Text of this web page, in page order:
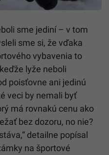
sme jediní – v tom
sme si, že vďaka
vybavenia to
lyže neboli
poisťovne ani jedinú
veci by nemali byť
má rovnakú cenu ako
bez dozoru, no nie?
detailne popísal
na športové